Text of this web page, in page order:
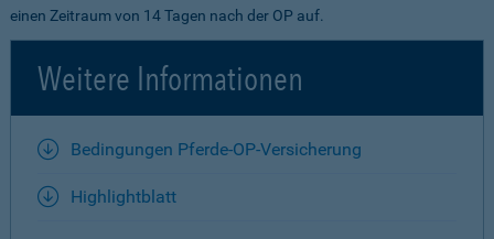
einen Zeitraum von 14 Tagen nach der OP auf.
Weitere Informationen
Bedingungen Pferde-OP-Versicherung
Highlightblatt